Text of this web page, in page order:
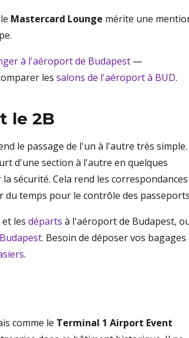
Mastercard Lounge mérite une
à l'aéroport de Budapest —
les salons de l'aéroport à BUD.
le 2B
le passage de l'un à l'autre très simple.
d'une section à l'autre en quelques
sécurité. Cela rend les correspondances
du temps pour le contrôle des
et les départs à l'aéroport de Budapest,
. Besoin de déposer vos bagages
.
comme le Terminal 1 Airport Event